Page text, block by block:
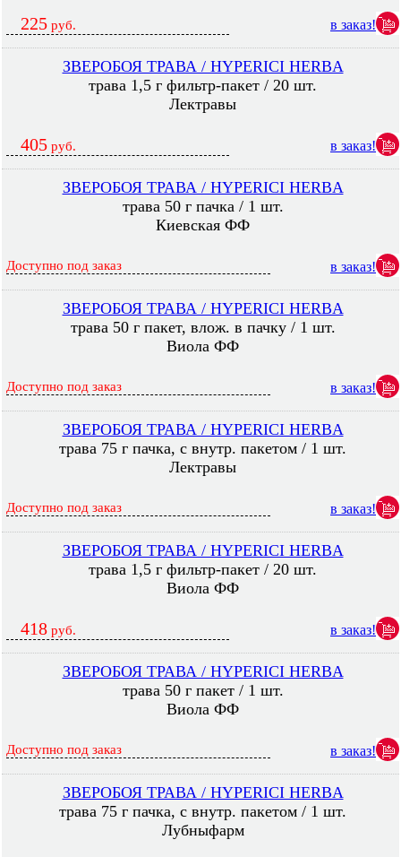
225 руб. в заказ!
ЗВЕРОБОЯ ТРАВА / HYPERICI HERBA
трава 1,5 г фильтр-пакет / 20 шт.
Лектравы
405 руб. в заказ!
ЗВЕРОБОЯ ТРАВА / HYPERICI HERBA
трава 50 г пачка / 1 шт.
Киевская ФФ
Доступно под заказ в заказ!
ЗВЕРОБОЯ ТРАВА / HYPERICI HERBA
трава 50 г пакет, влож. в пачку / 1 шт.
Виола ФФ
Доступно под заказ в заказ!
ЗВЕРОБОЯ ТРАВА / HYPERICI HERBA
трава 75 г пачка, с внутр. пакетом / 1 шт.
Лектравы
Доступно под заказ в заказ!
ЗВЕРОБОЯ ТРАВА / HYPERICI HERBA
трава 1,5 г фильтр-пакет / 20 шт.
Виола ФФ
418 руб. в заказ!
ЗВЕРОБОЯ ТРАВА / HYPERICI HERBA
трава 50 г пакет / 1 шт.
Виола ФФ
Доступно под заказ в заказ!
ЗВЕРОБОЯ ТРАВА / HYPERICI HERBA
трава 75 г пачка, с внутр. пакетом / 1 шт.
Лубныфарм